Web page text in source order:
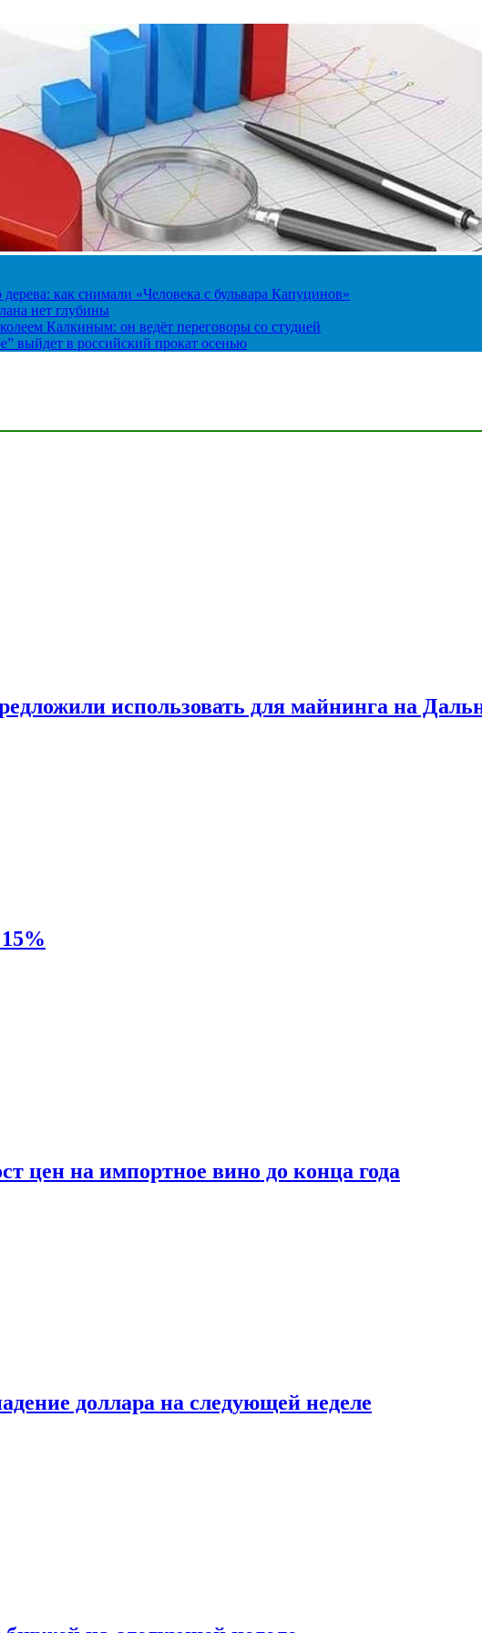
как снимали «Человека с бульвара Капуцинов»
нет глубины
Калкиным: он ведёт переговоры со студией
выйдет в российский прокат осенью
использовать для майнинга на
цен на импортное вино до конца года
доллара на следующей неделе